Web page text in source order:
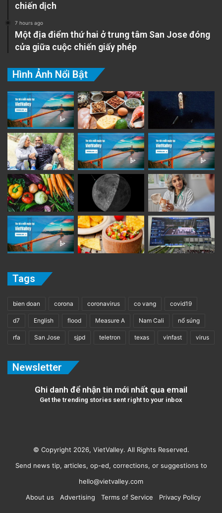
chiến dịch
7 hours ago
Một địa điểm thứ hai ở trung tâm San Jose đóng
cửa giữa cuộc chiến giấy phép
Hình Ảnh Nổi Bật
Tags
bien doan corona coronavirus co vang covid19
d7 English flood Measure A Nam Cali nổ súng
rfa San Jose sjpd teletron texas vinfast virus
Newsletter
Ghi danh để nhận tin mới nhất qua email
Get the trending stories sent right to your inbox
© Copyright 2026, VietValley. All Rights Reserved.
Send news tip, articles, op-ed, corrections, or suggestions to
hello@vietvalley.com
About us
Advertising Terms of Service Privacy Policy